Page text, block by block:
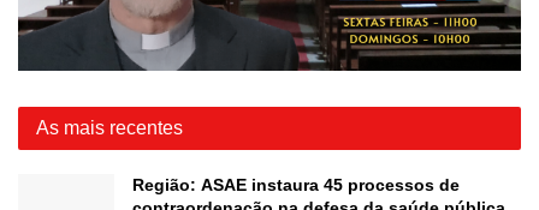
As mais recentes
Região: ASAE instaura 45 processos de